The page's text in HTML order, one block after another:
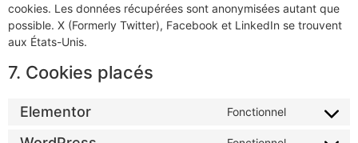
cookies. Les données récupérées sont anonymisées autant que
possible. X (Formerly Twitter), Facebook et LinkedIn se trouvent
aux États-Unis.
7. Cookies placés
Elementor Fonctionnel